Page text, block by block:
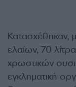
Κατασχέθηκαν,
ελαίων, 70
χρωστικών
εγκληματική